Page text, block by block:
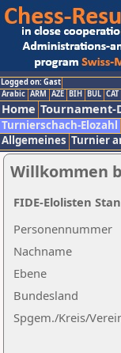
Logged on: Gast
Arabic ARM AZE BIH BUL CAT
Home Tournament-
Turnierschach-Elozahl
Allgemeines Turnier
Willkommen
Nachname
Ebene
Personennummer
Bundesland
Spgem./Kreis/
FIDE-Elolisten